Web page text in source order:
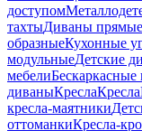
доступом
тахтыДиваны прямые
образныеКухонные
модульныеДетские
мебели
диваныКреслаКресла
кресла-маятники
оттоманкиКресла-